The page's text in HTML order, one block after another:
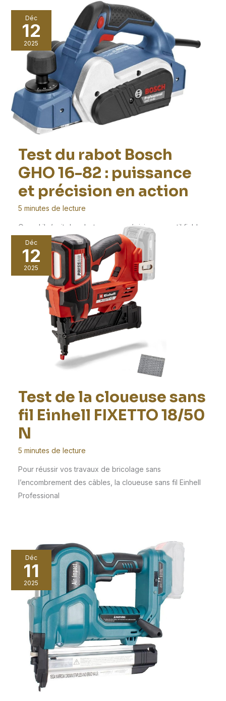
outil performant qui saura répondre efficacement
Déc
12
2025
Test du rabot Bosch
GHO 16-82 : puissance
et précision en action
5 minutes de lecture
Quand il s’agit de raboter avec précision, un outil fiable
et performant est crucial. Le Bosch
Déc
12
2025
Test de la cloueuse sans
fil Einhell FIXETTO 18/50
N
5 minutes de lecture
Pour réussir vos travaux de bricolage sans
l’encombrement des câbles, la cloueuse sans fil Einhell
Professional
Déc
11
2025